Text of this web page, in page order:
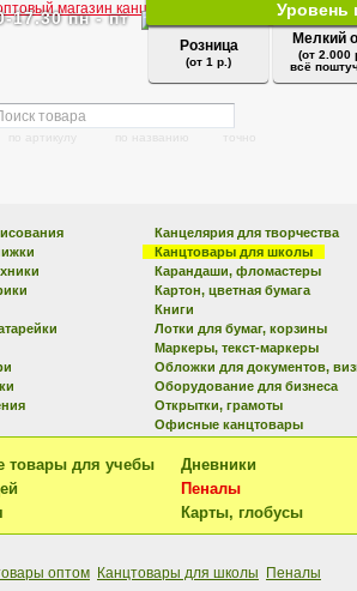
Уровень
Розница
(от 1 р.)
Мелкий
(от 2.000
всё
17.30 пн - пт
Канцелярия для творчества
Канцтовары для школы
Карандаши, фломастеры
Картон, цветная бумага
Книги
Лотки для бумаг, корзины
Маркеры, текст-маркеры
Обложки для документов,
Оборудование для бизнеса
Открытки, грамоты
Офисные канцтовары
товары для учебы
Дневники
Пеналы
Карты, глобусы
оптом Канцтовары для школы Пеналы